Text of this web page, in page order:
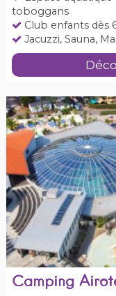
toboggans
Club enfants dès
Jacuzzi, Sauna,
Camping